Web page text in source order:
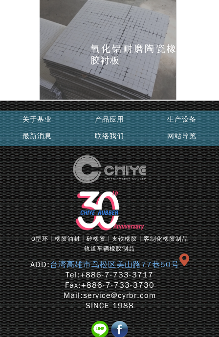
氧化铝耐磨陶瓷橡
胶衬板
关于基业 产品应用
生产设备
最新消息
联络我们 网站导览
O型环│橡胶油封│矽橡胶│夹铁橡胶│客制化橡胶制品
轨道车辆橡胶制品
ADD:台湾高雄市鸟松区美山路77巷50号
Tel:+886-7-733-3717
Fax:+886-7-733-3730
Mail:service@cyrbr.com
SINCE 1988